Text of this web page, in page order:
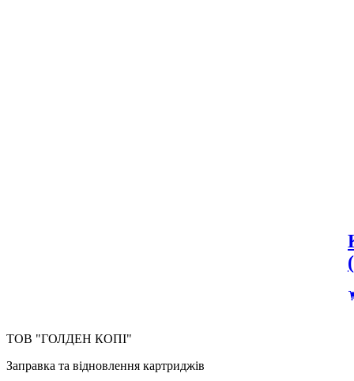
ТОВ "ГОЛДЕН КОПІ"
Заправка та відновлення картриджів